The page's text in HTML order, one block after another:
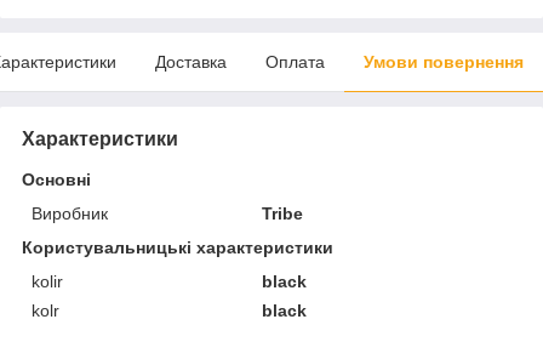
Доставка Оплата Умови повернення
Характеристики
Основні
Виробник
Tribe
Користувальницькі характеристики
kolir
black
kolr
black